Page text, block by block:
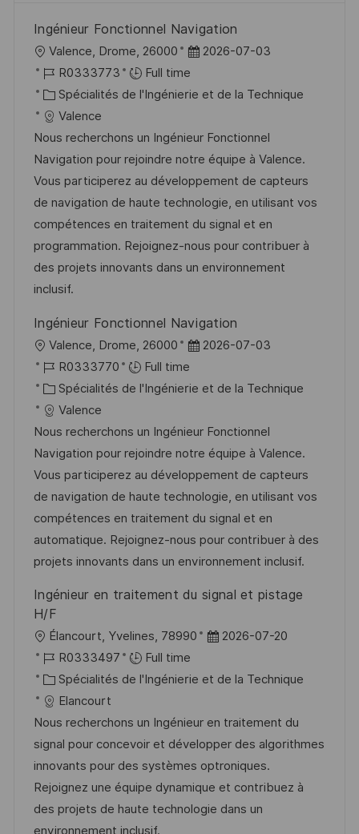
Ingénieur Fonctionnel Navigation
o
c
a
l
i
s
a
t
i
o
n
Valence, Drome, 26000
D
a
t
d
’
a
f
f
i
c
g
e
2026-07-03
R
é
f
é
r
e
n
c
e
d
u
o
s
t
e
R0333773
Full time
C
a
t
é
g
o
r
i
e
Spécialités de l'Ingénierie et de la Technique
Valence
Nous recherchons un Ingénieur Fonctionnel
Navigation pour rejoindre notre équipe à Valence.
Vous participerez au développement de capteurs
de navigation de haute technologie, en utilisant vos
compétences en traitement du signal et en
programmation. Rejoignez-nous pour contribuer à
des projets innovants dans un environnement
inclusif.
Ingénieur Fonctionnel Navigation
o
c
a
l
i
s
a
t
i
o
Valence, Drome, 26000
D
a
t
d
’
a
f
f
i
c
a
2026-07-03
R
é
f
é
r
e
n
c
e
d
p
t
R0333770
Full time
C
a
t
é
g
o
r
i
e
Spécialités de l'Ingénierie et de la Technique
Valence
Nous recherchons un Ingénieur Fonctionnel
Navigation pour rejoindre notre équipe à Valence.
Vous participerez au développement de capteurs
de navigation de haute technologie, en utilisant vos
compétences en traitement du signal et en
automatique. Rejoignez-nous pour contribuer à des
projets innovants dans un environnement inclusif.
Ingénieur en traitement du signal et pistage
H/F
o
c
a
l
i
s
a
t
i
Élancourt, Yvelines, 78990
D
t
d
’
a
f
f
2026-07-20
R
é
f
é
r
e
n
c
e
R0333497
Full time
C
a
t
é
g
o
r
i
Spécialités de l'Ingénierie et de la Technique
Elancourt
Nous recherchons un Ingénieur en traitement du
signal pour concevoir et développer des algorithmes
innovants pour des systèmes optroniques.
Rejoignez une équipe dynamique et contribuez à
des projets de haute technologie dans un
environnement inclusif.